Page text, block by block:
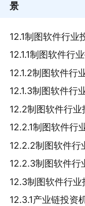
景
12.1制图软件行业
12.1.1制图软件行
12.1.2制图软件行
12.1.3制图软件行
12.2制图软件行
12.2.1制图软件行
12.2.2制图软件行
12.2.3制图软件行
12.3制图软件行
12.3.1产业链投资